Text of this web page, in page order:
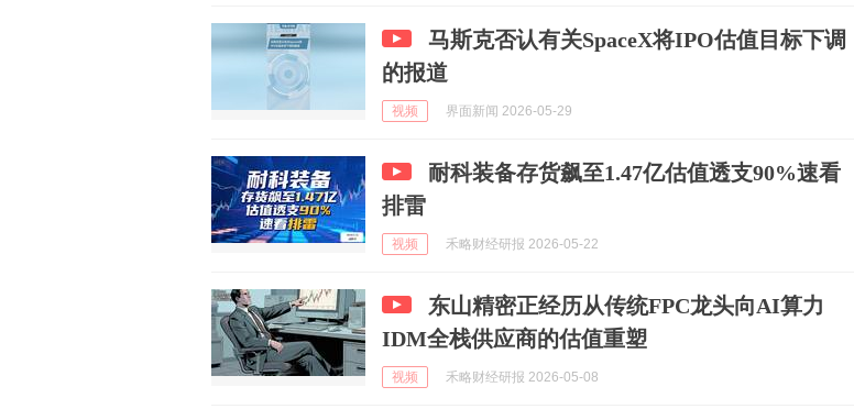
马斯克否认有关SpaceX将IPO估值目标下调
的报道
视频 界面新闻 2026-05-29
耐科装备存货飙至1.47亿估值透支90%速看
排雷
视频 禾略财经研报 2026-05-22
东山精密正经历从传统FPC龙头向AI算力
IDM全栈供应商的估值重塑
视频 禾略财经研报 2026-05-08